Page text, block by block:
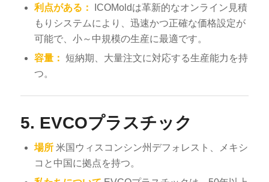
利点がある：
ICOMoldは革新的なオンライン見積
もりシステムにより、迅速かつ正確な価格設定が
可能で、小～中規模の生産に最適です。
容量：
短納期、大量注文に対応する生産能力を持
つ。
5. EVCOプラスチック
場所米国ウィスコンシン州デフォレスト、メキシ
コと中国に拠点を持つ。